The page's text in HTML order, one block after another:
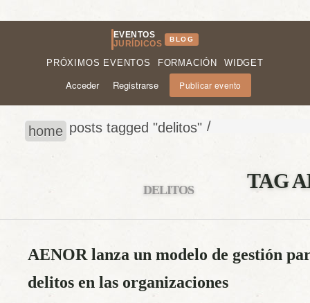
EVENTOS
JURÍDICOS
BLOG
PRÓXIMOS EVENTOS FORMACIÓN WIDGET
Acceder Registrarse Publicar evento
home /
posts tagged "delitos"
TAG
DELITOS
AENOR lanza un modelo de gestión
delitos en las organizaciones